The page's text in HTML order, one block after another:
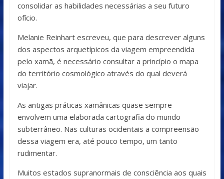
consolidar as habilidades necessárias a seu futuro
ofício.
Melanie Reinhart escreveu, que para descrever alguns
dos aspectos arquetípicos da viagem empreendida
pelo xamã, é necessário consultar a princípio o mapa
do território cosmológico através do qual deverá
viajar.
As antigas práticas xamânicas quase sempre
envolvem uma elaborada cartografia do mundo
subterrâneo. Nas culturas ocidentais a compreensão
dessa viagem era, até pouco tempo, um tanto
rudimentar.
Muitos estados supranormais de consciência aos quais